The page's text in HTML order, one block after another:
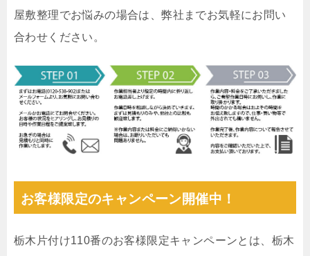
屋敷整理でお悩みの場合は、弊社までお気軽にお問い
合わせください。
お客様限定のキャンペーン開催中！
栃木片付け110番のお客様限定キャンペーンとは、栃木